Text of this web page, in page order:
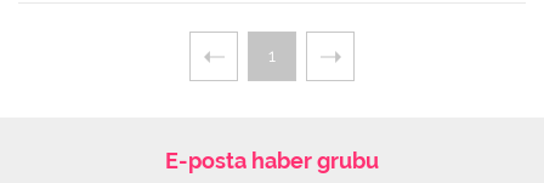
1
E-posta haber grubu